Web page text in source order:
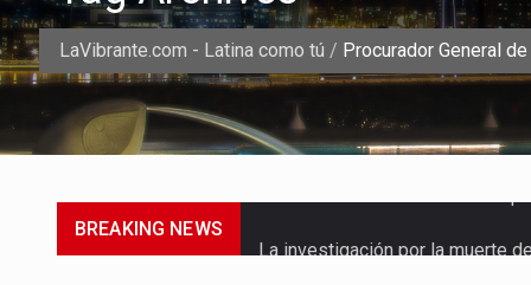
LaVibrante.com - Latina como tú / Procurador General
BREAKING NEWS